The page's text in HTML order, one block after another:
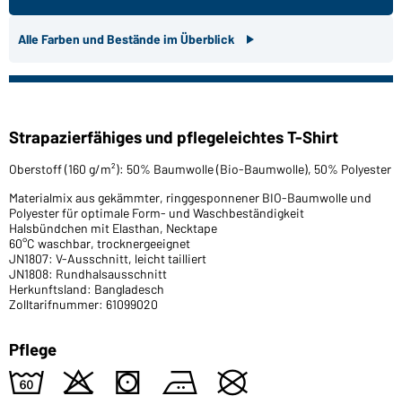
Alle Farben und Bestände im Überblick
Strapazierfähiges und pflegeleichtes T-Shirt
Oberstoff (160 g/m²): 50% Baumwolle (Bio-Baumwolle), 50% Polyester
Materialmix aus gekämmter, ringgesponnener BIO-Baumwolle und
Polyester für optimale Form- und Waschbeständigkeit
Halsbündchen mit Elasthan, Necktape
60°C waschbar, trocknergeeignet
JN1807: V-Ausschnitt, leicht tailliert
JN1808: Rundhalsausschnitt
Herkunftsland: Bangladesch
Zolltarifnummer: 61099020
Pflege
4 o s b U